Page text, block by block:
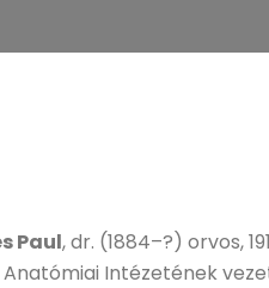
Paul, dr. (1884–?) orvos,
Intézetének